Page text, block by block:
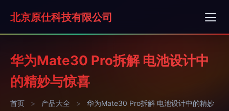
北京原仕科技有限公司
华为Mate30 Pro拆解 电池设计中
的精妙与惊喜
首页 > 产品大全 >
华为Mate30 Pro拆解 电池设计中的精妙